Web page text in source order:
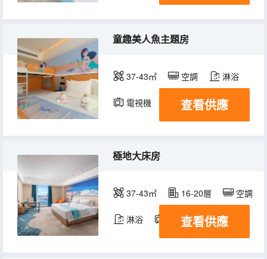
童趣美人魚主題房
37-43㎡ 空調 淋浴
電視機 查看供應
極地大床房
37-43㎡ 16-20層 空調
淋浴 電視機 冰箱
查看供應